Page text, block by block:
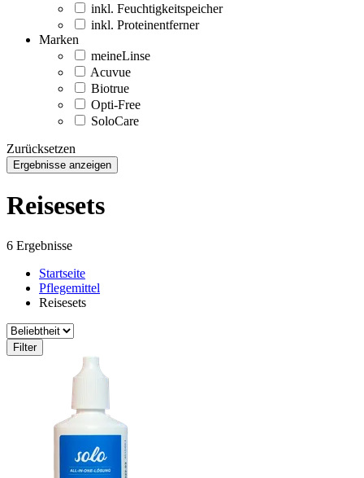
inkl. Feuchtigkeitspeicher
inkl. Proteinentferner
Marken
meineLinse
Acuvue
Biotrue
Opti-Free
SoloCare
Zurücksetzen
Ergebnisse anzeigen
Reisesets
6 Ergebnisse
Startseite
Pflegemittel
Reisesets
Filter